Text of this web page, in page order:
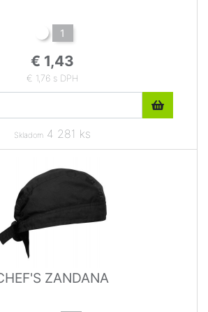
1
€ 1,43
€ 1,76 s DPH
Skladom4 281 ks
ZANDANA